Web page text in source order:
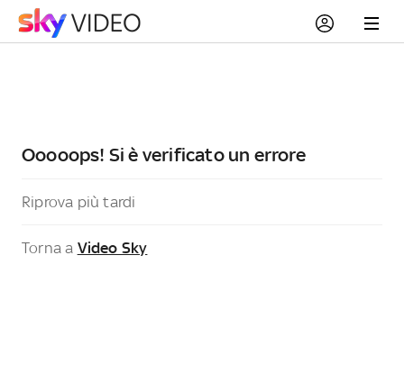
Ooooops! Si è verificato un errore
Riprova più tardi
Torna a Video Sky